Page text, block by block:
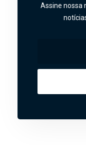
Assine nossa